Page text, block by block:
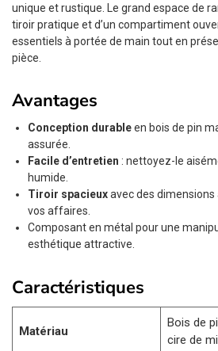
unique et rustique. Le grand espace de
tiroir pratique et d’un compartiment
essentiels à portée de main tout en
pièce.
Avantages
Conception durableen bois de pin
assurée.
Facile d’entretien : nettoyez-le
humide.
Tiroir spacieuxavec des
vos affaires.
Composant en métal pour une
esthétique attractive.
Caractéristiques
Matériau
Bois de
cire de